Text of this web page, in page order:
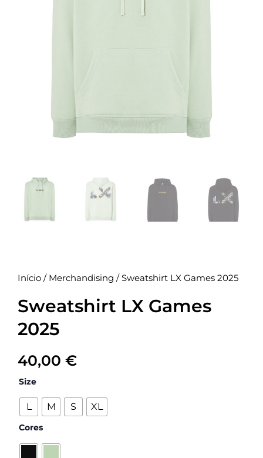
Início / Merchandising / Sweatshirt LX Games 2025
Sweatshirt LX Games
2025
40,00 €
Size
L M S XL
Cores
Quantidade
Sweatshirt
Games